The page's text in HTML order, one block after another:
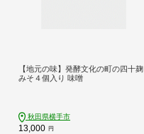
【地元の味】発酵文化の町の四十麹
みそ４個入り 味噌
秋田県横手市
13,000 円